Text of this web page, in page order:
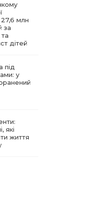
млн
за
дітей
під
у
які
життя